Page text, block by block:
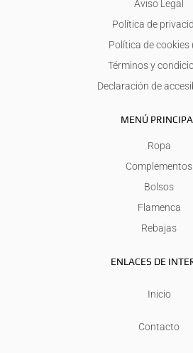
Aviso Legal
Política de
Política de cookies
Términos y
Declaración de
MENÚ
Ropa
Complementos
Bolsos
Flamenca
Rebajas
ENLACES DE
Inicio
Contacto